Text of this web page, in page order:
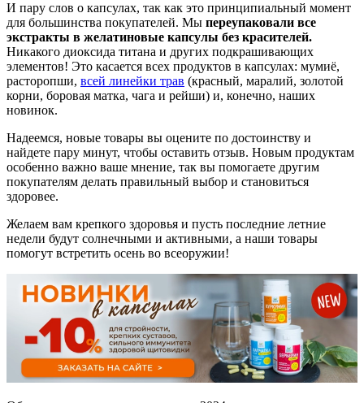
И пару слов о капсулах, так как это принципиальный момент
для большинства покупателей. Мы переупаковали все
экстракты в желатиновые капсулы без красителей.
Никакого диоксида титана и других подкрашивающих
элементов! Это касается всех продуктов в капсулах: мумиё,
расторопши, всей линейки трав (красный, маралий, золотой
корни, боровая матка, чага и рейши) и, конечно, наших
новинок.
Надеемся, новые товары вы оцените по достоинству и
найдете пару минут, чтобы оставить отзыв. Новым продуктам
особенно важно ваше мнение, так вы помогаете другим
покупателям делать правильный выбор и становиться
здоровее.
Желаем вам крепкого здоровья и пусть последние летние
недели будут солнечными и активными, а наши товары
помогут встретить осень во всеоружии!